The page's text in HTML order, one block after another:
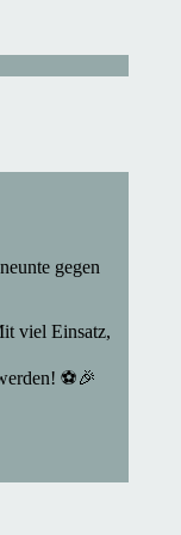
gegen
viel Einsatz,
⚽🎉